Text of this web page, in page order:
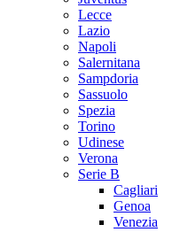
Lecce
Lazio
Napoli
Salernitana
Sampdoria
Sassuolo
Spezia
Torino
Udinese
Verona
Serie B
Cagliari
Genoa
Venezia